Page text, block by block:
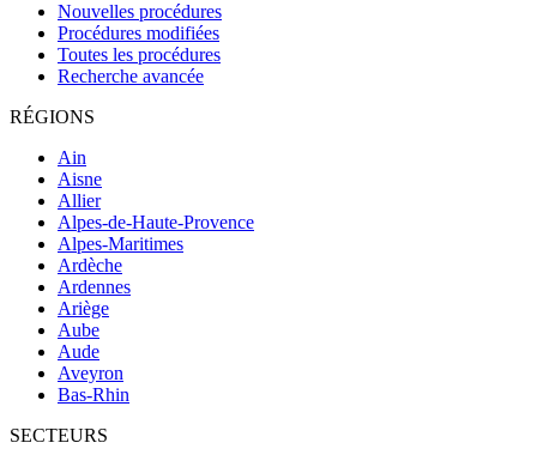
Nouvelles procédures
Procédures modifiées
Toutes les procédures
Recherche avancée
RÉGIONS
Ain
Aisne
Allier
Alpes-de-Haute-Provence
Alpes-Maritimes
Ardèche
Ardennes
Ariège
Aube
Aude
Aveyron
Bas-Rhin
SECTEURS